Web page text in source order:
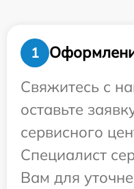
1
Свяжитесь с
оставьте
сервисного
Специалист
Вам для